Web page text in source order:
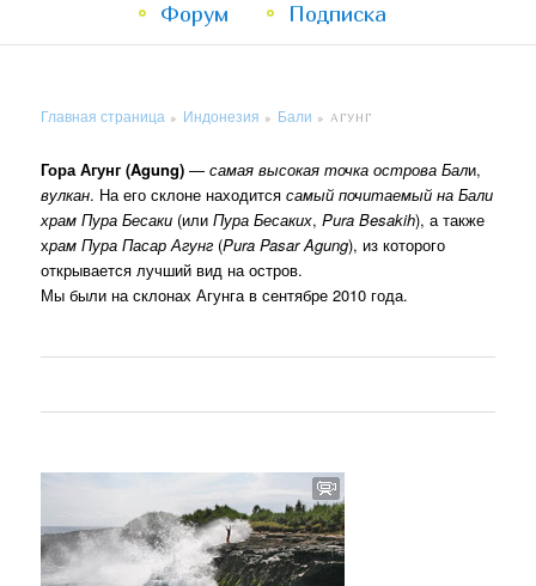
к
к
Форум Подписка
Главная страница » Индонезия » Бали » АГУНГ
Гора Агунг (Agung) —самая высокая точка острова Бали,
вулкан. На его склоне находитсясамый почитаемый на Бали
храм Пура Бесаки (илиПура Бесаких,Pura Besakih), а также
храм Пура Пасар Агунг (Pura Pasar Agung), из которого
открывается лучший вид на остров.
Мы были на склонах Агунга в сентябре 2010 года.